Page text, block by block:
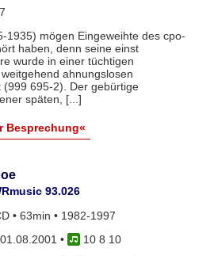
1935) mögen Eingeweihte des cpo-
haben, denn seine einst
wurde in einer tüchtigen
ahnungslosen
(999 695-2). Der gebürtige
späten, [...]
Besprechung«
93.026
• 63min • 1982-1997
01.08.2001 •
10 8 10